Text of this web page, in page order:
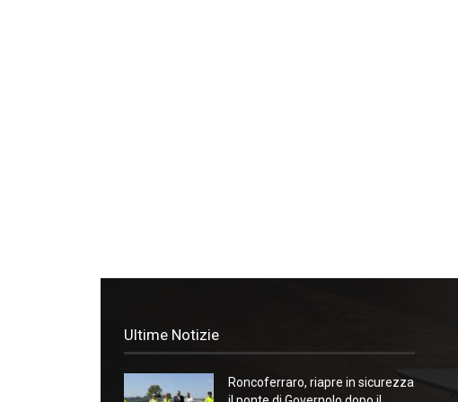
Ultime Notizie
Roncoferraro, riapre in sicurezza